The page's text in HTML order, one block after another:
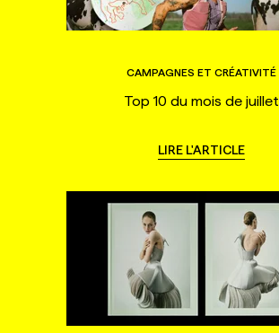
CAMPAGNES ET CRÉATIVITÉ
Top 10 du mois de juillet
LIRE L'ARTICLE